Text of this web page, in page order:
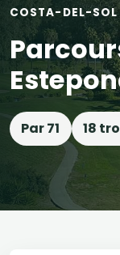
COSTA-DEL-
Par 71 18